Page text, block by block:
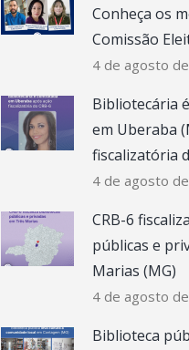
Conheça os
Comissão
4 de agosto
Bibliotecária
em Uberaba
fiscalizatória
4 de agosto
CRB-6
públicas e
Marias (MG)
4 de agosto
Biblioteca